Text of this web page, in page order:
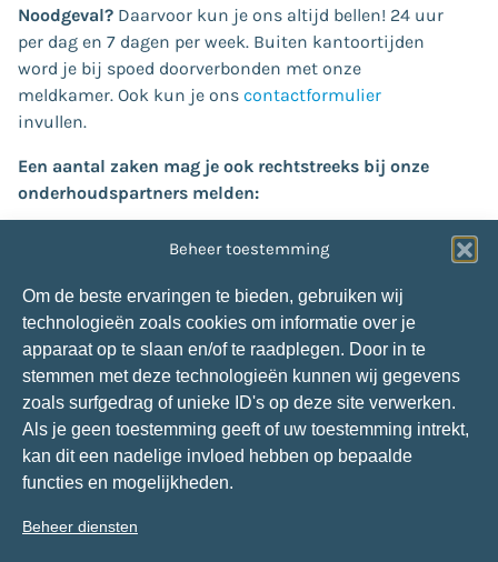
Beheer toestemming
Om de beste ervaringen te bieden, gebruiken wij
technologieën zoals cookies om informatie over je
apparaat op te slaan en/of te raadplegen. Door in te
stemmen met deze technologieën kunnen wij gegevens
zoals surfgedrag of unieke ID's op deze site verwerken.
Als je geen toestemming geeft of uw toestemming intrekt,
kan dit een nadelige invloed hebben op bepaalde
functies en mogelijkheden.
Beheer diensten
Noodgeval? Daarvoor kun je ons altijd bellen! 24 uur
per dag en 7 dagen per week. Buiten kantoortijden
word je bij spoed doorverbonden met onze
meldkamer. Ook kun je ons contactformulier
invullen.
Een aantal zaken mag je ook rechtstreeks bij onze
onderhoudspartners melden:
Glasschade:
Snepvangers Glas:088-1660304
Storing centrale verwarming op Tholen:
Van de Velde Installatiegroep: 0113-572120
Storing centrale verwarming in andere gebieden:
P. Jansen Installatietechniek:088-7060240
Social media
Contact met ons opnemen via social media kan ook.